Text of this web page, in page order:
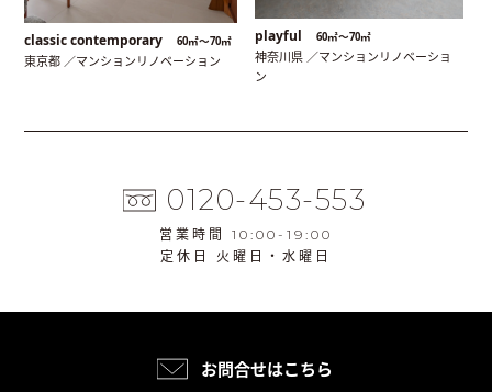
classic contemporary 60㎡〜70㎡
東京都 ／マンションリノベーション
playful 60㎡〜70㎡
神奈川県 ／マンションリノベーショ
ン
0120-453-553
営業時間 10:00-19:00
定休日 火曜日・水曜日
お問合せはこちら